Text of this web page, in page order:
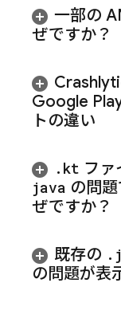
一部の
ぜですか？
Google
トの違い
. kt ファ
java の問
ぜですか？
既存の .
の問題が表